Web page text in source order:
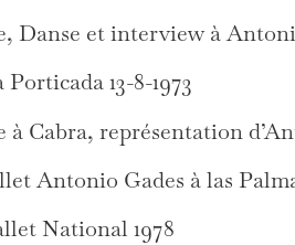
Danse et interview à
13-8-1973
à Cabra, représentation
Antonio Gades à las
National 1978